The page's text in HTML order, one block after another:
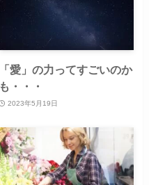
「愛」の力ってすごいのか
も・・・
2023年5月19日